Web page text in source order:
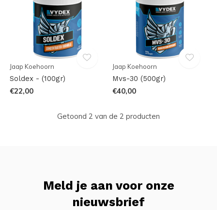
Jaap Koehoorn
Soldex - (100gr)
€22,00
Jaap Koehoorn
Mvs-30 (500gr)
€40,00
Getoond 2 van de 2 producten
Meld je aan voor onze
nieuwsbrief